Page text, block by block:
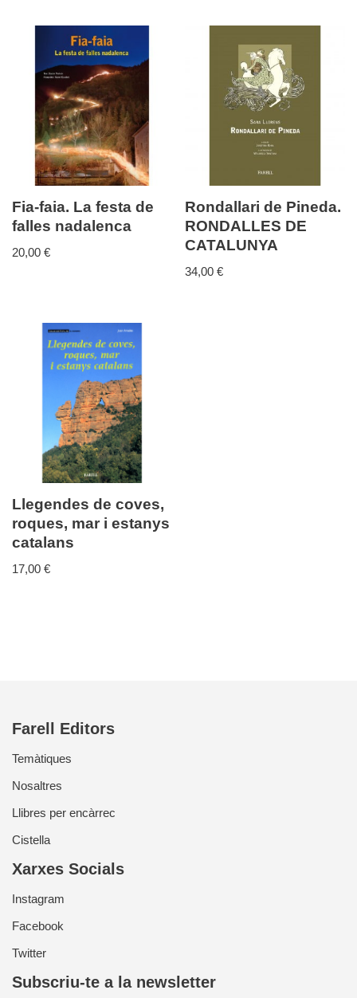
Fia-faia. La festa de
falles nadalenca
20,00 €
Rondallari de Pineda.
RONDALLES DE
CATALUNYA
34,00€
Llegendes de coves,
roques, mar i estanys
catalans
17,00 €
Farell Editors
Temàtiques
Nosaltres
Llibres per encàrrec
Cistella
Xarxes Socials
Instagram
Facebook
Twitter
Subscriu-te a la newsletter